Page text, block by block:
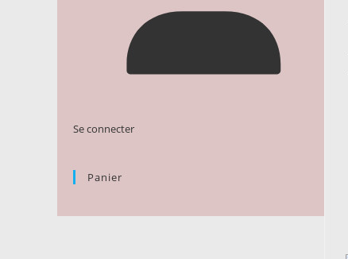
Se connecter
Panier